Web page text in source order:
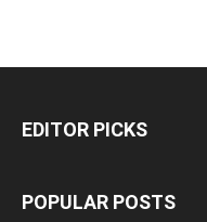
EDITOR PICKS
POPULAR POSTS